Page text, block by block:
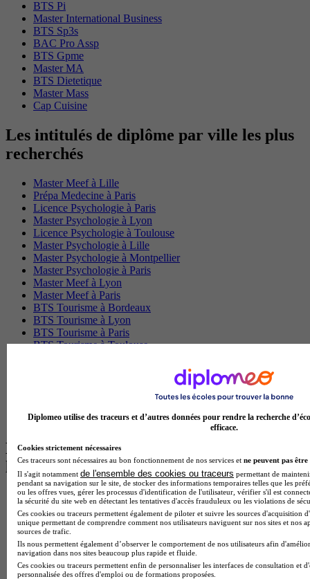
BTS Pi
Master International Business
BTS Sp3s
BAC Pro Assp
BTS Gpme
Master MA
BTS Dietetique
Master Mass
Cap Cuisine
Les intitulés de diplôme par ville les plus
recherchés
Master Meef à Lille
Prépa Medecine à Paris
Licence Psychologie à Paris
Master Psychologie à Lyon
Licence Psychologie à Toulouse
Master Psychologie à Lille
Master Psychologie à Montpellier
Master Psychologie à Paris
Master Meef à Lyon
Master Meef à Paris
BTS Tourisme à Bordeaux
BTS Tourisme à Lyon
BTS Tourisme à Paris
BTS Tourisme à Toulouse
BTS Communication à Bordeaux
Master Psychologie à Angers
BTS Ndrc à Lyon
Les intitulés de diplôme par alternance
les plus recherchés
BTS Esf en alternance
BTS Dietetique en alternance
BTS Mco en alternance
BTS Pi en alternance
BTS Sp3s en alternance
Master CCA en alternance
BTS Ndrc en alternance
Diplomeo utilise des traceurs et d’autres données pour rendre la recherche
efficace.
Cookies strictement nécessaires
Ces traceurs sont nécessaires au bon fonctionnement de nos services et ne peuvent pas être
Il s'agit notamment de l'ensemble des cookies ou traceurs permettant de
pendant sa navigation sur le site, de stocker des informations temporaires telles que les
ou les offres vues, gérer les processus d'identification de l'utilisateur, vérifier s'il est
la sécurité du site web en détectant les tentatives d'accès frauduleux ou les violations de
Ces cookies ou traceurs permettent également de piloter et suivre les sources d'acquisition
unique permettant de comprendre comment nos utilisateurs naviguent sur nos sites et nos
sources de trafic.
Ils nous permettent également d’observer le comportement de nos utilisateurs afin
navigation dans nos sites beaucoup plus rapide et fluide.
Ces cookies ou traceurs permettent enfin de personnaliser les interfaces de consultation et
personnalisée des offres d'emploi ou de formations proposées.